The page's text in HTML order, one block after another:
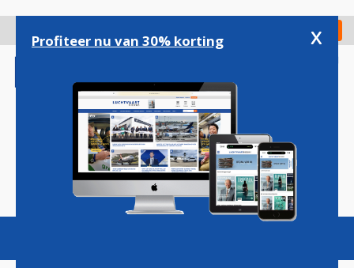
gaan
Check in
Magazine Podcasts Vacatures
Profiteer nu van 30% korting x